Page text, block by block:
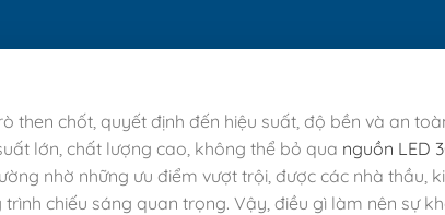
then chốt, quyết định đến hiệu suất, độ bền và an
lớn, chất lượng cao, không thể bỏ qua nguồn LED
nhờ những ưu điểm vượt trội, được các nhà thầu,
chiếu sáng quan trọng. Vậy, điều gì làm nên sự